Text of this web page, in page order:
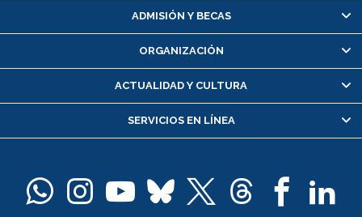
Matrícula en línea
Inscripción y cambio de asignaturas
Consulta y certificado de notas
Servicio médico y dental
Pago de arancel y crédito alumnos
Docentes
ADMISIÓN Y BECAS
ORGANIZACIÓN
ACTUALIDAD Y CULTURA
SERVICIOS EN LÍNEA